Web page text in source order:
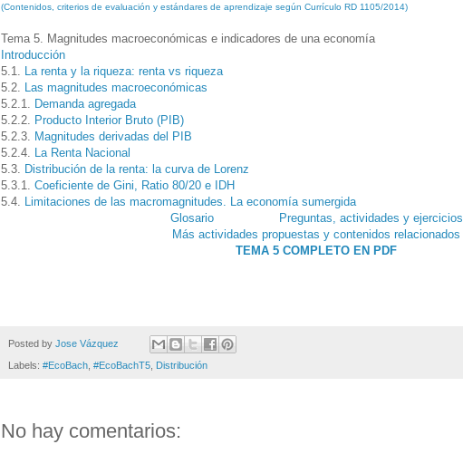
(Contenidos, criterios de evaluación y estándares de aprendizaje según Currículo RD 1105/2014)
Tema 5. Magnitudes macroeconómicas e indicadores de una economía
Introducción
5.1.
La renta y la riqueza: renta vs riqueza
5.2.
Las magnitudes macroeconómicas
5.2.1.
Demanda agregada
5.2.2.
Producto Interior Bruto (PIB)
5.2.3.
Magnitudes derivadas del PIB
5.2.4.
La Renta Nacional
5.3.
Distribución de la renta: la curva de Lorenz
5.3.1. Coeficiente de Gini, Ratio 80/20 e IDH
5.4.
Limitaciones de las macromagnitudes. La economía sumergida
Glosario
Preguntas, actividades y ejercicios
Más actividades propuestas y contenidos relacionados
TEMA 5 COMPLETO EN PDF
Posted by Jose Vázquez
Labels: #EcoBach #EcoBachT5 Distribución
No hay comentarios: